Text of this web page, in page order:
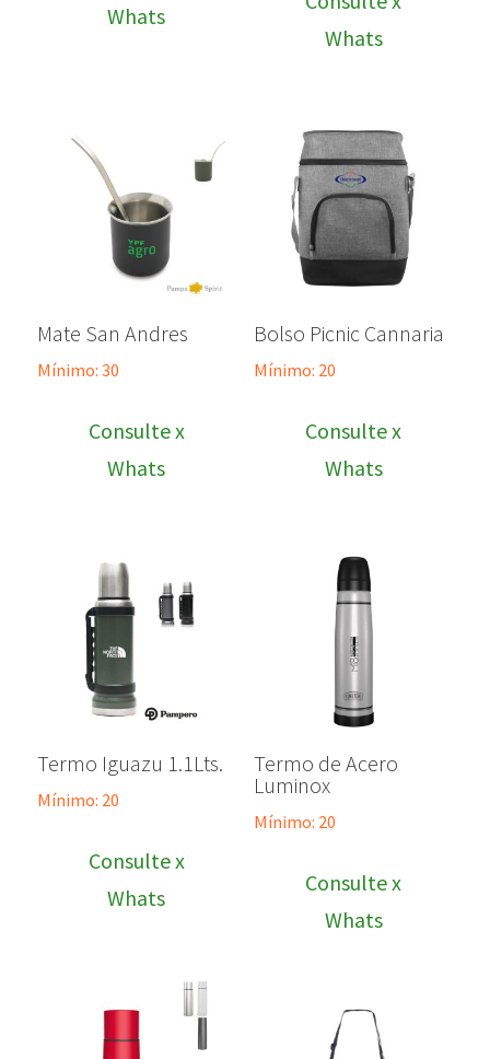
Whats
Whats
Mate San Andres
Mínimo: 30
Consulte x
Whats
Bolso Picnic Cannaria
Mínimo: 20
Consulte x
Whats
Termo Iguazu 1.1Lts.
Mínimo: 20
Consulte x
Whats
Termo de Acero
Luminox
Mínimo: 20
Consulte x
Whats